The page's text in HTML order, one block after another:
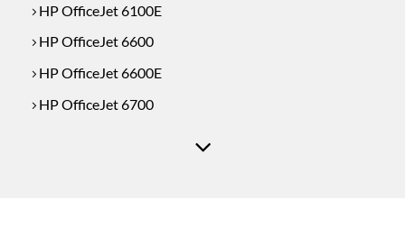
HP OfficeJet 6100E
HP OfficeJet 6600
HP OfficeJet 6600E
HP OfficeJet 6700